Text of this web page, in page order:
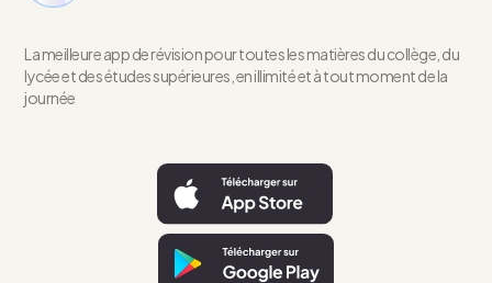
La meilleure app de révision pour toutes les matières du collège, du
lycée et des études supérieures, en illimité et à tout moment de la
journée